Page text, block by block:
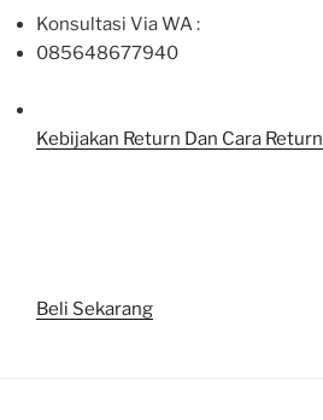
Konsultasi Via WA :
085648677940
Kebijakan Return Dan Cara Return
Beli Sekarang